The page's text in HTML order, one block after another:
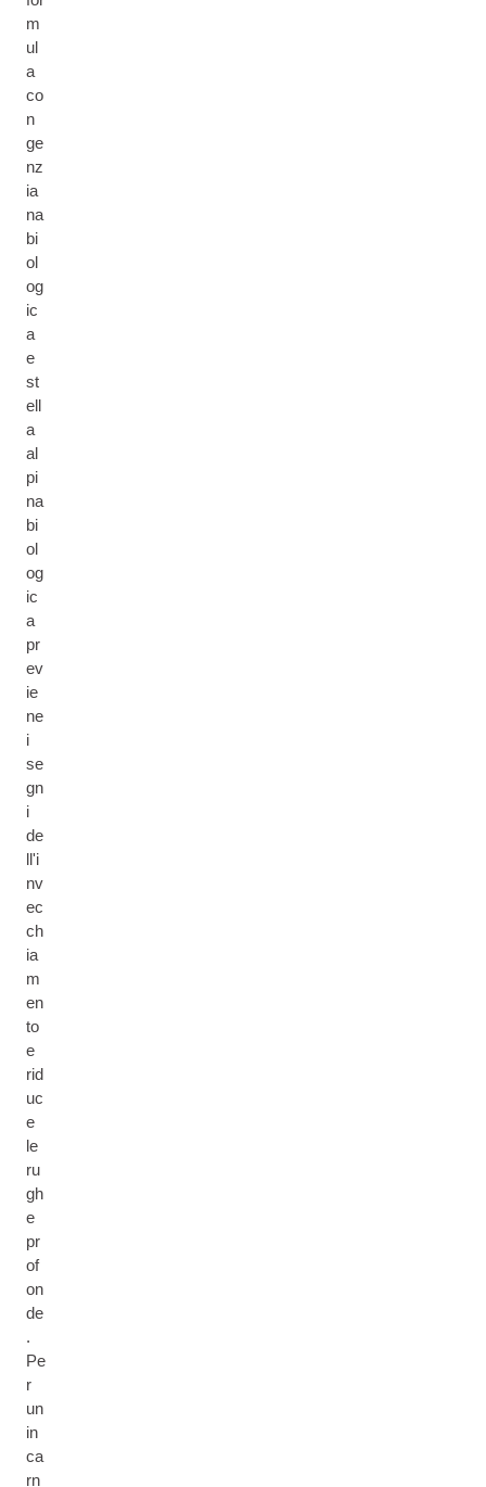
m
ul
a
co
n
ge
nz
ia
na
bi
ol
og
ic
a
e
st
ell
a
al
pi
na
bi
ol
og
ic
a
pr
ev
ie
ne
i
se
gn
i
de
ll'i
nv
ec
ch
ia
m
en
to
e
rid
uc
e
le
ru
gh
e
pr
of
on
de
.
Pe
r
un
in
ca
rn